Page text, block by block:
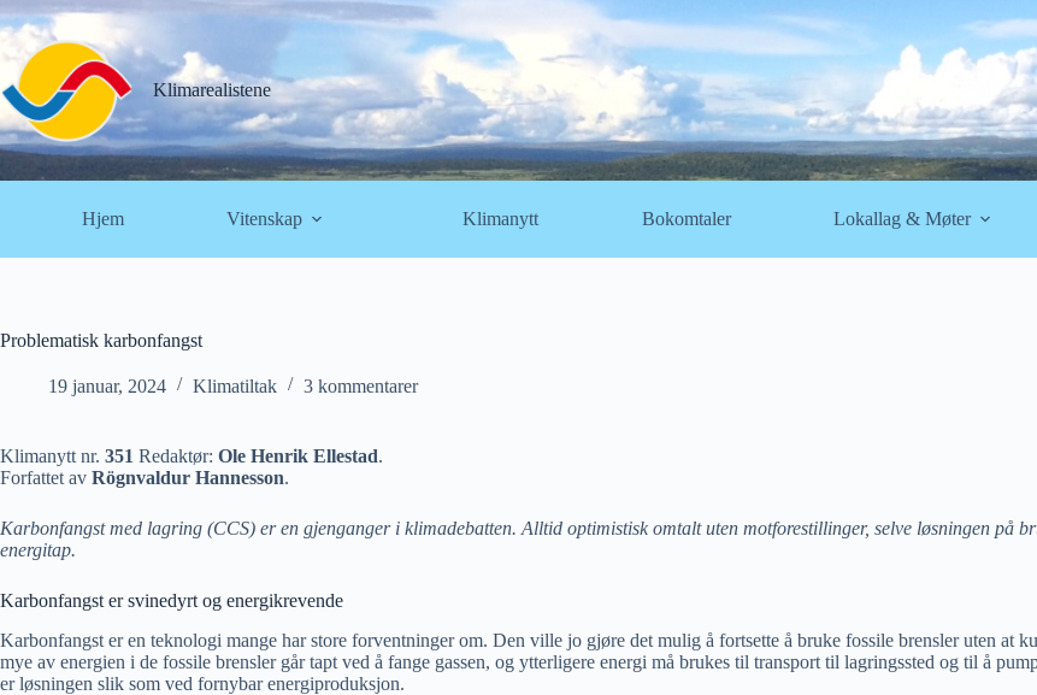
Hopp
til
innholdet
Klimarealistene
Hjem Vitenskap Klimanytt Bokomtaler Lokallag & Møter
Problematisk karbonfangst
19 januar, 2024 Klimatiltak 3 kommentarer
Klimanytt nr. 351 Redaktør: Ole Henrik Ellestad.
Forfattet av Rögnvaldur Hannesson.
Karbonfangst med lagring (CCS) er en gjenganger i klimadebatten. Alltid optimistisk omtalt uten motforestillinger, selve løsningen på
energitap.
Karbonfangst er svinedyrt og energikrevende
Karbonfangst er en teknologi mange har store forventninger om. Den ville jo gjøre det mulig å fortsette å bruke fossile brensler uten at
mye av energien i de fossile brensler går tapt ved å fange gassen, og ytterligere energi må brukes til transport til lagringssted og til å
er løsningen slik som ved fornybar energiproduksjon.